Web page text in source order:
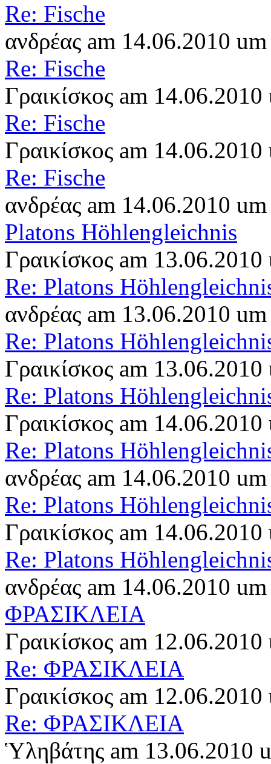
Re: Fische
ανδρέας am 14.06.2010
Re: Fische
Γραικίσκος am
Re: Fische
Γραικίσκος am
Re: Fische
ανδρέας am 14.06.2010
Platons Höhlengleichnis
Γραικίσκος am
Re: Platons
ανδρέας am 13.06.2010
Re: Platons
Γραικίσκος am
Re: Platons
Γραικίσκος am
Re: Platons
ανδρέας am 14.06.2010
Re: Platons
Γραικίσκος am
Re: Platons
ανδρέας am 14.06.2010
ΦΡΑΣΙΚΛΕΙΑ
Γραικίσκος am
Re: ΦΡΑΣΙΚΛΕΙΑ
Γραικίσκος am
Re: ΦΡΑΣΙΚΛΕΙΑ
Ὑληβάτης am 13.06.2010